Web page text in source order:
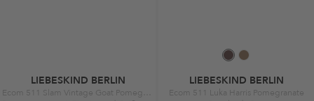
LIEBESKIND BERLIN LIEBESKIND BERLIN
Ecom 511 Luka Harris Pomegranate